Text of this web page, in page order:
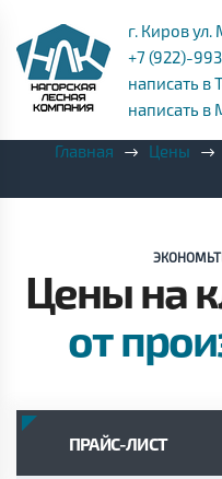
г. Киров ул.
+7 (922)-
написать в
написать в
Главная Цены
Цены на
от
ПРАЙС-ЛИСТ